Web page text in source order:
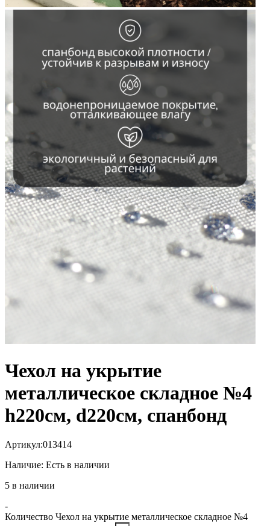
Чехол на укрытие
металлическое складное №4
h220cм, d220см, спанбонд
Артикул:013414
Наличие: Есть в наличии
5 в наличии
-
Количество Чехол на укрытие металлическое складное №4